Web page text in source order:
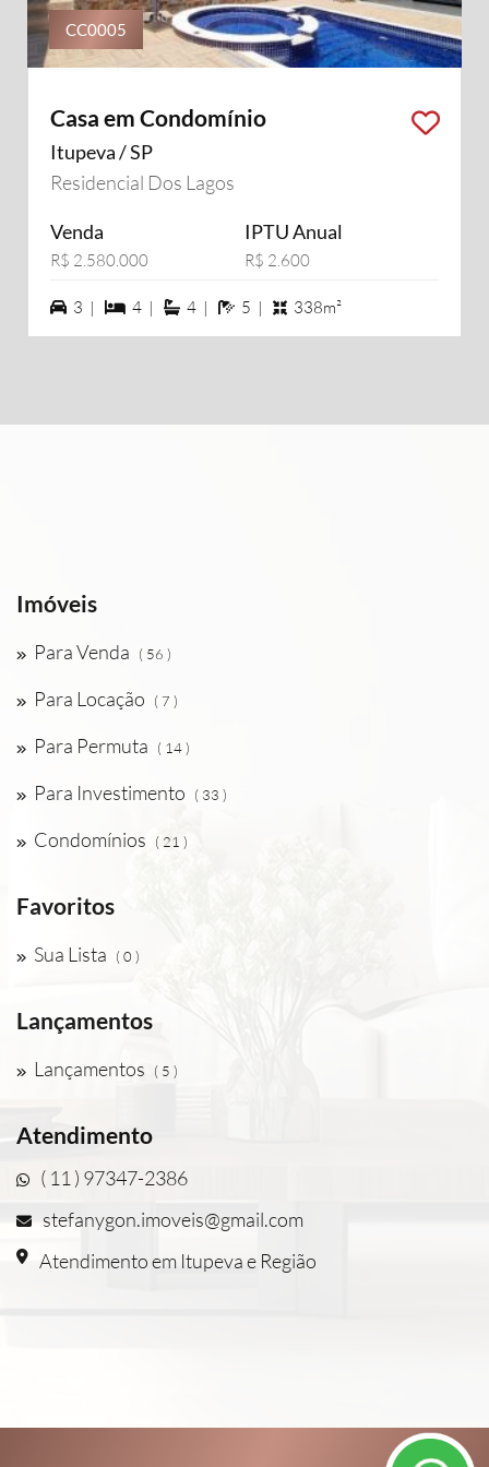
CC0005
Casa em Condomínio
Itupeva / SP
Residencial Dos Lagos
Venda
R$ 2.580.000
IPTU Anual
R$ 2.600
3 vagas na garagem
3 | 4 dormiórios
4 | 4 suítes
4 | 5 banheiros
5 | 338m²
Imóveis
Para Venda ( 56 )
Para Locação ( 7 )
Para Permuta ( 14 )
Para Investimento ( 33 )
Condomínios ( 21 )
Favoritos
Sua Lista ( 0 )
Lançamentos
Lançamentos ( 5 )
Atendimento
( 11 ) 97347-2386
stefanygon.imoveis@gmail.com
Atendimento em Itupeva e Região